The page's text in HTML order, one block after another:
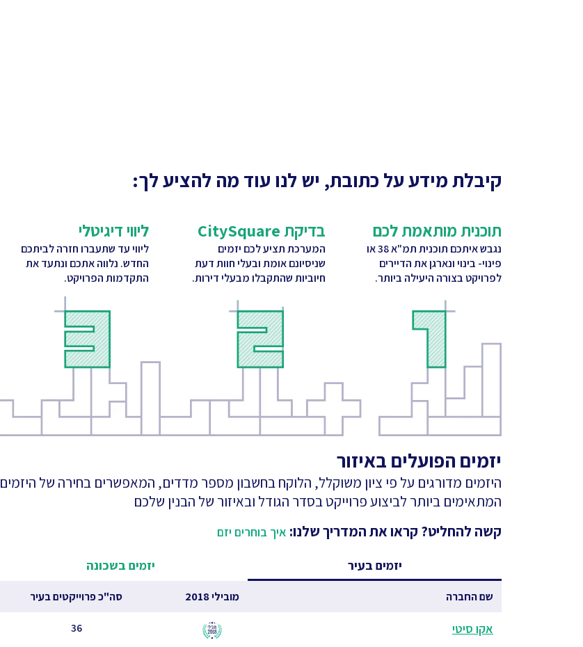
קיבלת מידע על כתובת, יש לנו עוד מה להציע לך:
תוכנית מותאמת לכם
נגבש איתכם תוכנית תמ"א 38 או
פינוי- בינוי ונארגן את הדיירים
לפרויקט בצורה היעילה ביותר.
בדיקת CitySquare
המערכת תציע לכם יזמים
שניסיונם אומת ובעלי חוות דעת
חיוביות שהתקבלו מבעלי דירות.
ליווי דיגיטלי
ליווי עד שתעברו חזרה לביתכם
החדש. נלווה אתכם ונתעד את
התקדמות הפרויקט.
יזמים הפועלים באיזור
היזמים מדורגים על פי ציון משוקלל, הלוקח בחשבון מספר מדדים, המאפשרים בחירה של היזמים
המתאימים ביותר לביצוע פרוייקט בסדר הגודל ובאיזור של הבנין שלכם
קשה להחליט? קראו את המדריך שלנו: איך בוחרים יזם
יזמים בעיר יזמים בשכונה
שם החברה מובילי 2018 סה"כ פרוייקטים בעיר
אקו סיטי 36